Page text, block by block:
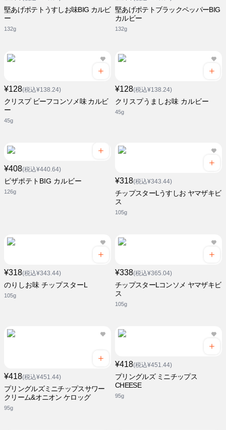
堅あげポテトうすしお味BIG カルビ
ー
132g
堅あげポテトブラックペッパーBIG
カルビー
132g
¥128(税込¥138.24)
クリスプ ビーフコンソメ味 カルビ
ー
45g
¥128(税込¥138.24)
クリスプうましお味 カルビー
45g
¥408(税込¥440.64)
ピザポテトBIG カルビー
126g
¥318(税込¥343.44)
チップスターLうすしお ヤマザキビ
ス
105g
¥318(税込¥343.44)
のりしお味 チップスターL
105g
¥338(税込¥365.04)
チップスターLコンソメ ヤマザキビ
ス
105g
¥418(税込¥451.44)
プリングルズミニチップスサワー
クリーム&オニオン ケロッグ
95g
¥418(税込¥451.44)
プリングルズ ミニチップス
CHEESE
95g